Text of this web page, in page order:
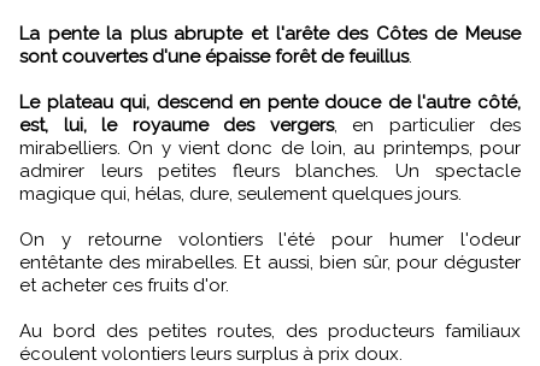
La pente la plus abrupte et l'arête des Côtes de Meuse
sont couvertes d'une épaisse forêt de feuillus.
Le plateau qui, descend en pente douce de l'autre côté,
est, lui, le royaume des vergers, en particulier des
mirabelliers. On y vient donc de loin, au printemps, pour
admirer leurs petites fleurs blanches. Un spectacle
magique qui, hélas, dure, seulement quelques jours.
On y retourne volontiers l'été pour humer l'odeur
entêtante des mirabelles. Et aussi, bien sûr, pour déguster
et acheter ces fruits d'or.
Au bord des petites routes, des producteurs familiaux
écoulent volontiers leurs surplus à prix doux.